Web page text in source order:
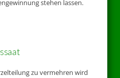
stehen lassen.
zu vermehren wird